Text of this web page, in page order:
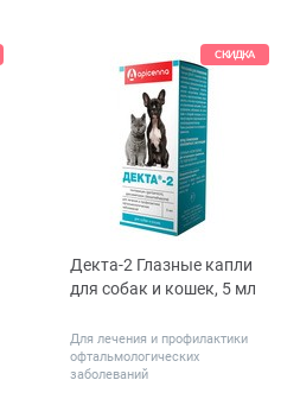
СКИДКА
Декта-2 Глазные капли
для собак и кошек, 5 мл
Для лечения и профилактики
офтальмологических
заболеваний